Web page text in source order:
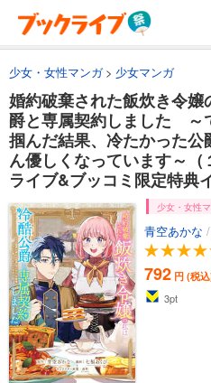
少女・女性マンガ 少女マンガ
婚約破棄された飯炊き令嬢
爵と専属契約しました ～
掴んだ結果、冷たかった公
ん優しくなっています～（
ライブ&ブッコミ限定特典
少女・女性
青空あかな /
792 円 (税
3pt